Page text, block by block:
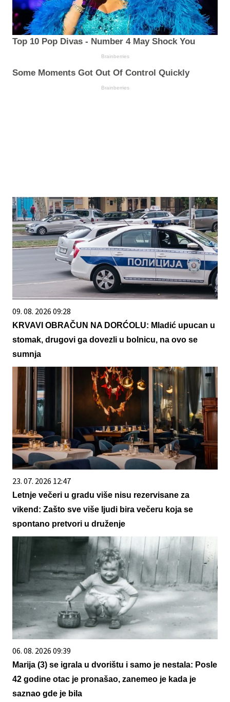
Top 10 Pop Divas - Number 4 May Shock You
Brainberries
Some Moments Got Out Of Control Quickly
Brainberries
09. 08. 2026 09:28
KRVAVI OBRAČUN NA DORĆOLU: Mladić upucan u
stomak, drugovi ga dovezli u bolnicu, na ovo se
sumnja
23. 07. 2026 12:47
Letnje večeri u gradu više nisu rezervisane za
vikend: Zašto sve više ljudi bira večeru koja se
spontano pretvori u druženje
06. 08. 2026 09:39
Marija (3) se igrala u dvorištu i samo je nestala: Posle
42 godine otac je pronašao, zanemeo je kada je
saznao gde je bila